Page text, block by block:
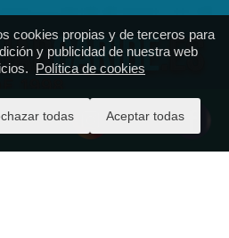
cookies propias y de terceros para
y publicidad de nuestra web
Política de cookies
todas Aceptar todas